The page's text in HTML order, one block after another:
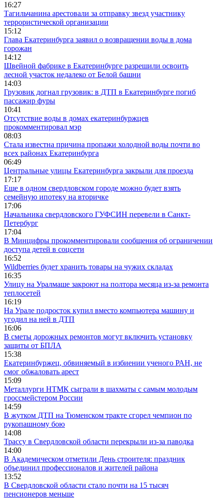
16:27
Тагильчанина арестовали за отправку звезд участнику
террористической организации
15:12
Глава Екатеринбурга заявил о возвращении воды в дома
горожан
14:12
Швейной фабрике в Екатеринбурге разрешили освоить
лесной участок недалеко от Белой башни
14:03
Грузовик догнал грузовик: в ДТП в Екатеринбурге погиб
пассажир фуры
10:41
Отсутствие воды в домах екатеринбуржцев
прокомментировал мэр
08:03
Стала известна причина пропажи холодной воды почти во
всех районах Екатеринбурга
06:49
Центральные улицы Екатеринбурга закрыли для проезда
17:17
Еще в одном свердловском городе можно будет взять
семейную ипотеку на вторичке
17:06
Начальника свердловского ГУФСИН перевели в Санкт-
Петербург
17:04
В Минцифры прокомментировали сообщения об ограничении
доступа детей в соцсети
16:52
Wildberries будет хранить товары на чужих складах
16:35
Улицу на Уралмаше закроют на полтора месяца из-за ремонта
теплосетей
16:19
На Урале подросток купил вместо компьютера машину и
угодил на ней в ДТП
16:06
В сметы дорожных ремонтов могут включить установку
защиты от БПЛА
15:38
Екатеринбуржец, обвиняемый в избиении ученого РАН, не
смог обжаловать арест
15:09
Металлурги НТМК сыграли в шахматы с самым молодым
гроссмейстером России
14:59
В жутком ДТП на Тюменском тракте сгорел чемпион по
рукопашному бою
14:08
Трассу в Свердловской области перекрыли из-за паводка
14:00
В Академическом отметили День строителя: праздник
объединил профессионалов и жителей района
13:52
В Свердловской области стало почти на 15 тысяч
пенсионеров меньше